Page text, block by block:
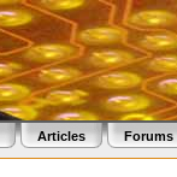
Articles Forums